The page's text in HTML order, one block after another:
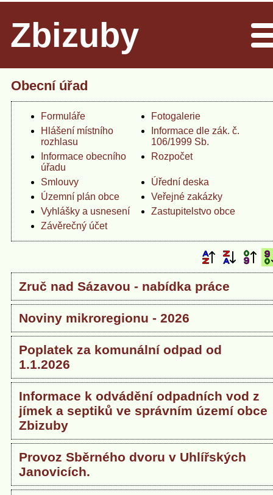
Zbizuby
Obecní úřad
Formuláře
Fotogalerie
Hlášení místního
rozhlasu
Informace dle zák. č.
106/1999 Sb.
Informace obecního
úřadu
Rozpočet
Smlouvy
Úřední deska
Územní plán obce
Veřejné zakázky
Vyhlášky a usnesení
Zastupitelstvo obce
Závěrečný účet
Zruč nad Sázavou - nabídka práce
Noviny mikroregionu - 2026
Poplatek za komunální odpad od
1.1.2026
Informace k odvádění odpadních vod z
jímek a septiků ve správním území obce
Zbizuby
Provoz Sběrného dvoru v Uhlířských
Janovicích.